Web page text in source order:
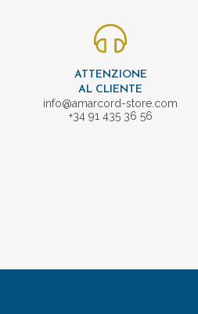
ATTENZIONE
AL CLIENTE
info@amarcord-store.com
+34 91 435 36 56